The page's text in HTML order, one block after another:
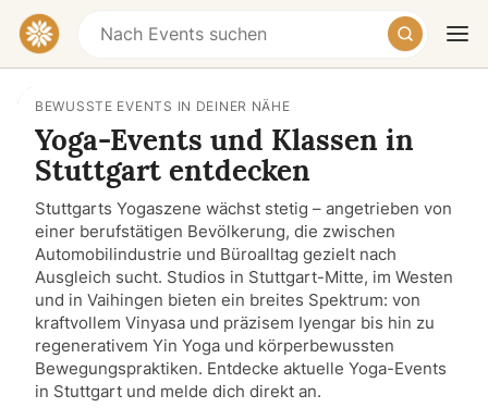
HeuteMorgen Wochenende
BEWUSSTE EVENTS IN DEINER NÄHE
Yoga-Events und Klassen in
Stuttgart entdecken
Stuttgarts Yogaszene wächst stetig – angetrieben von
einer berufstätigen Bevölkerung, die zwischen
Automobilindustrie und Büroalltag gezielt nach
Ausgleich sucht. Studios in Stuttgart-Mitte, im Westen
und in Vaihingen bieten ein breites Spektrum: von
kraftvollem Vinyasa und präzisem Iyengar bis hin zu
regenerativem Yin Yoga und körperbewussten
Bewegungspraktiken. Entdecke aktuelle Yoga-Events
in Stuttgart und melde dich direkt an.